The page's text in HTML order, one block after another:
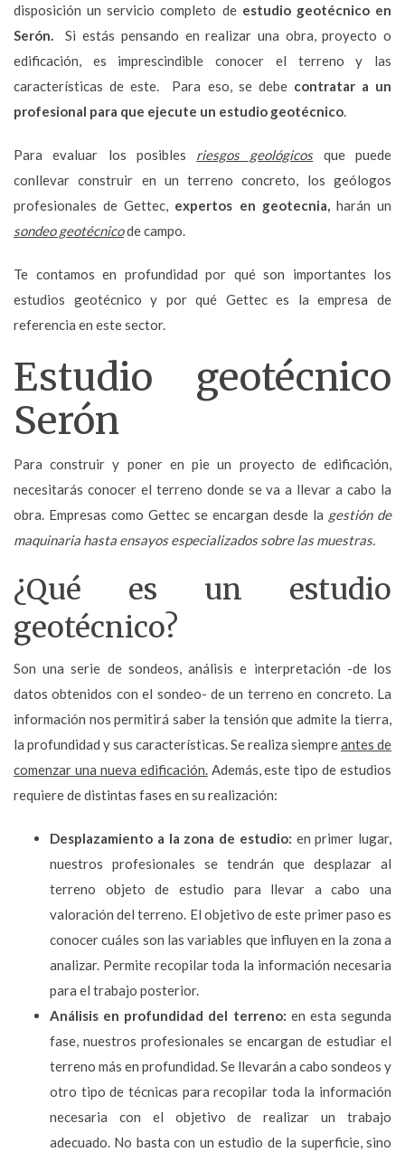
disposición un servicio completo de estudio geotécnico en
Serón.Si estás pensando en realizar una obra, proyecto o
edificación, es imprescindible conocer el terreno y las
características de este. Para eso, se debe contratar a un
profesional para que ejecute un estudio geotécnico.
Para evaluar los posibles riesgos geológicosque puede
conllevar construir en un terreno concreto, los geólogos
profesionales de Gettec, expertos en geotecnia, harán un
sondeo geotécnicode campo.
Te contamos en profundidad por qué son importantes los
estudios geotécnico y por qué Gettec es la empresa de
referencia en este sector.
Estudio geotécnico
Serón
Para construir y poner en pie un proyecto de edificación,
necesitarás conocer el terreno donde se va a llevar a cabo la
obra. Empresas como Gettec se encargan desde la gestión de
maquinaria hasta ensayos especializados sobre las muestras.
¿Qué es un estudio
geotécnico?
Son una serie de sondeos, análisis e interpretación -de los
datos obtenidos con el sondeo- de un terreno en concreto. La
información nos permitirá saber la tensión que admite la tierra,
la profundidad y sus características. Se realiza siempreantes de
comenzar una nueva edificación.Además, este tipo de estudios
requiere de distintas fases en su realización:
Desplazamiento a la zona de estudio: en primer lugar,
nuestros profesionales se tendrán que desplazar al
terreno objeto de estudio para llevar a cabo una
valoración del terreno. El objetivo de este primer paso es
conocer cuáles son las variables que influyen en la zona a
analizar. Permite recopilar toda la información necesaria
para el trabajo posterior.
Análisis en profundidad del terreno: en esta segunda
fase, nuestros profesionales se encargan de estudiar el
terreno más en profundidad. Se llevarán a cabo sondeos y
otro tipo de técnicas para recopilar toda la información
necesaria con el objetivo de realizar un trabajo
adecuado. No basta con un estudio de la superficie, sino